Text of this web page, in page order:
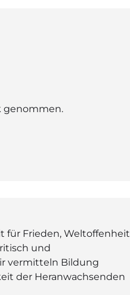
genommen.
für Frieden, Weltoffenheit
und
vermitteln Bildung
der Heranwachsenden